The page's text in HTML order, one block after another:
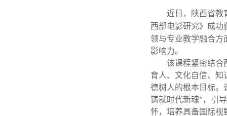
近日，陕西省教
西部电影研究》成功
领与专业教学融合方
影响力。
该课程紧密结合
育人、文化自信、知
德树人的根本目标。
铸就时代新魂”，引
怀，培养具备国际视